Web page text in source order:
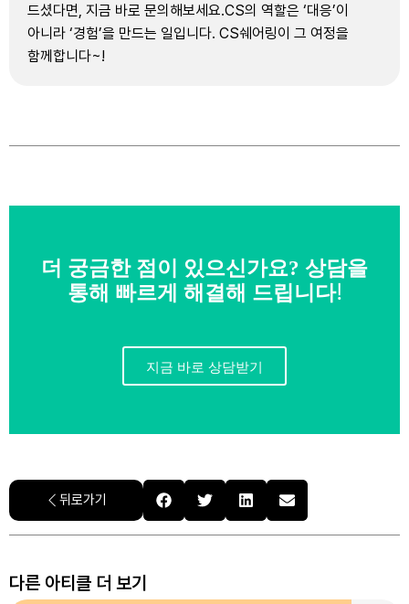
드셨다면, 지금 바로 문의해보세요.CS의 역할은 ‘대응’이
아니라 ‘경험’을 만드는 일입니다. CS쉐어링이 그 여정을
함께합니다~!
더 궁금한 점이 있으신가요? 상담을
통해 빠르게 해결해 드립니다!
지금 바로 상담받기
뒤로가기
다른 아티클 더 보기